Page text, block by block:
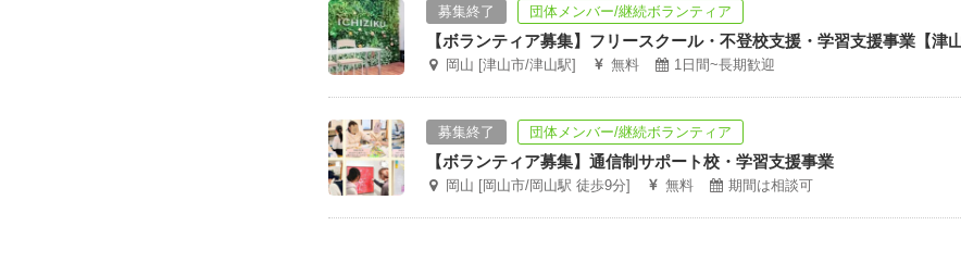
募集終了 団体メンバー/継続ボランティア
【ボランティア募集】フリースクール・不登校支援・学習支援事業【津山
岡山 [津山市/津山駅] 無料 1日間~長期歓迎
募集終了 団体メンバー/継続ボランティア
【ボランティア募集】通信制サポート校・学習支援事業
岡山 [岡山市/岡山駅 徒歩9分] 無料 期間は相談可